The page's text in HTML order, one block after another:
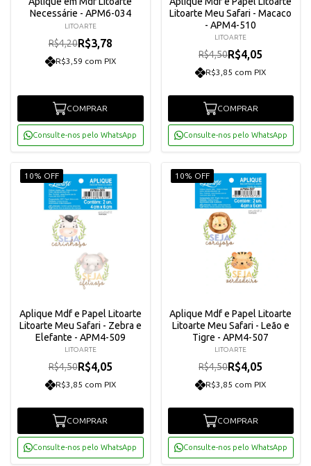
Necessárie - APM6-034
LITOARTE
R$4,20R$3,78
R$3,59 com PIX
COMPRAR
Consulte-nos pelo WhatsApp
Litoarte Meu Safari - Macaco
- APM4-510
LITOARTE
R$4,50R$4,05
R$3,85 com PIX
COMPRAR
Consulte-nos pelo WhatsApp
10% OFF
Aplique Mdf e Papel Litoarte
Litoarte Meu Safari - Zebra e
Elefante - APM4-509
LITOARTE
R$4,50R$4,05
R$3,85 com PIX
COMPRAR
Consulte-nos pelo WhatsApp
10% OFF
Aplique Mdf e Papel Litoarte
Litoarte Meu Safari - Leão e
Tigre - APM4-507
LITOARTE
R$4,50R$4,05
R$3,85 com PIX
COMPRAR
Consulte-nos pelo WhatsApp